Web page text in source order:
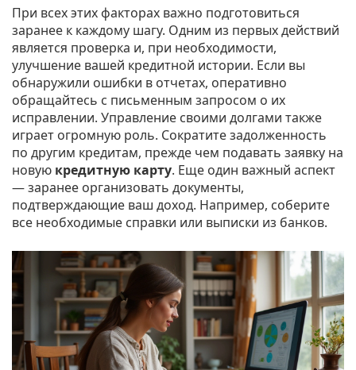
При всех этих факторах важно подготовиться
заранее к каждому шагу. Одним из первых действий
является проверка и, при необходимости,
улучшение вашей кредитной истории. Если вы
обнаружили ошибки в отчетах, оперативно
обращайтесь с письменным запросом о их
исправлении. Управление своими долгами также
играет огромную роль. Сократите задолженность
по другим кредитам, прежде чем подавать заявку на
новую кредитную карту. Еще один важный аспект
— заранее организовать документы,
подтверждающие ваш доход. Например, соберите
все необходимые справки или выписки из банков.